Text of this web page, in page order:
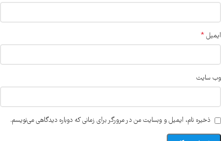
ایمیل *
وب‌ سایت
ذخیره نام، ایمیل و وبسایت من در مرورگر برای زمانی که دوباره دیدگاهی می‌نویسم.